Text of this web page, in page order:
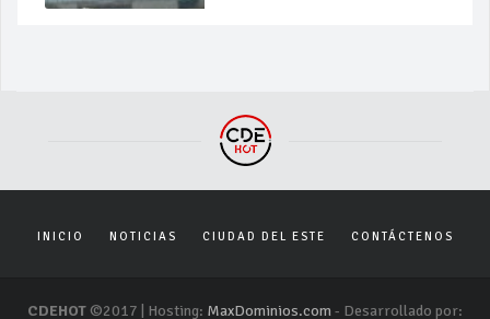
INICIO NOTICIAS CIUDAD DEL ESTE CONTÁCTENOS
CDEHOT ©2017 | Hosting: MaxDominios.com- Desarrollado por: